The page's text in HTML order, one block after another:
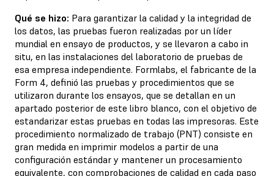
Qué se hizo: Para garantizar la calidad y la integridad de
los datos, las pruebas fueron realizadas por un líder
mundial en ensayo de productos, y se llevaron a cabo in
situ, en las instalaciones del laboratorio de pruebas de
esa empresa independiente. Formlabs, el fabricante de la
Form 4, definió las pruebas y procedimientos que se
utilizaron durante los ensayos, que se detallan en un
apartado posterior de este libro blanco, con el objetivo de
estandarizar estas pruebas en todas las impresoras. Este
procedimiento normalizado de trabajo (PNT) consiste en
gran medida en imprimir modelos a partir de una
configuración estándar y mantener un procesamiento
equivalente, con comprobaciones de calidad en cada paso